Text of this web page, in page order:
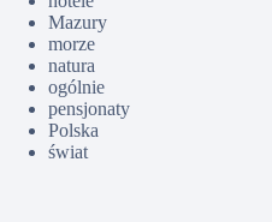
Mazury
morze
natura
ogólnie
pensjonaty
Polska
świat